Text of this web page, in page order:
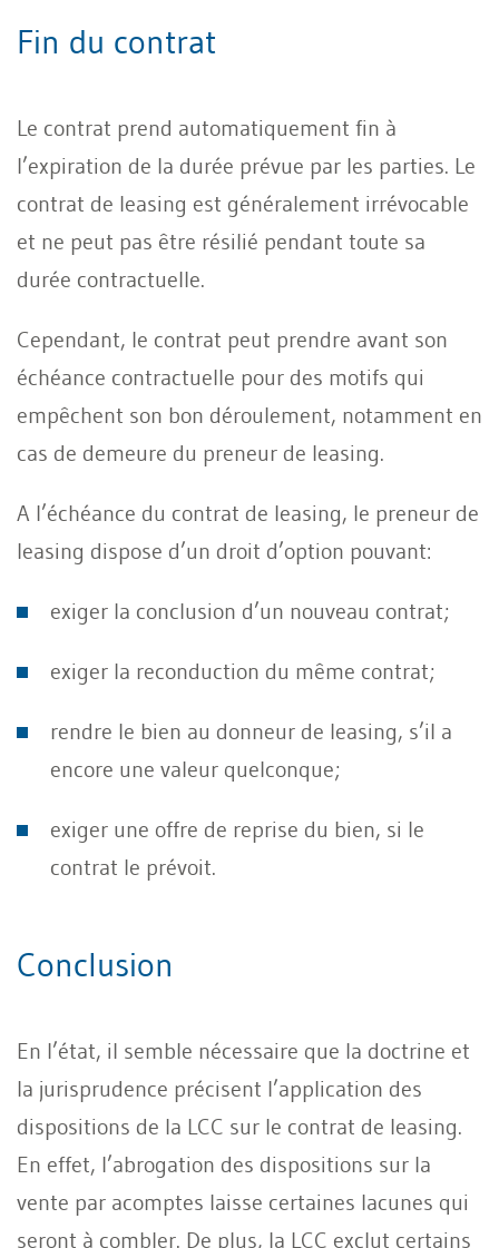
Fin du contrat
Le contrat prend automatiquement fin à
l’expiration de la durée prévue par les parties. Le
contrat de leasing est généralement irrévocable
et ne peut pas être résilié pendant toute sa
durée contractuelle.
Cependant, le contrat peut prendre avant son
échéance contractuelle pour des motifs qui
empêchent son bon déroulement, notamment en
cas de demeure du preneur de leasing.
A l’échéance du contrat de leasing, le preneur de
leasing dispose d’un droit d’option pouvant:
exiger la conclusion d’un nouveau contrat;
exiger la reconduction du même contrat;
rendre le bien au donneur de leasing, s’il a
encore une valeur quelconque;
exiger une offre de reprise du bien, si le
contrat le prévoit.
Conclusion
En l’état, il semble nécessaire que la doctrine et
la jurisprudence précisent l’application des
dispositions de la LCC sur le contrat de leasing.
En effet, l’abrogation des dispositions sur la
vente par acomptes laisse certaines lacunes qui
seront à combler. De plus, la LCC exclut certains